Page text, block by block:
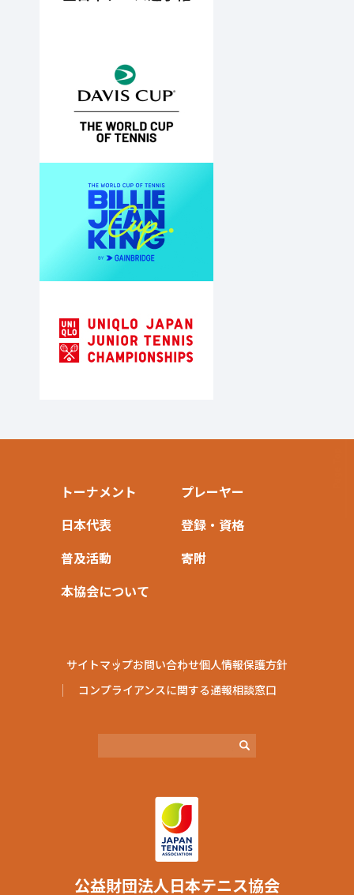
トーナメント
プレーヤー
日本代表
登録・資格
普及活動
寄附
本協会について
サイトマップお問い合わせ個人情報保護方針
コンプライアンスに関する通報相談窓口
公益財団法⼈⽇本テニス協会